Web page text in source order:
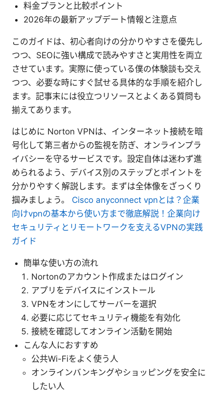
料金プランと比較ポイント
2026年の最新アップデート情報と注意点
このガイドは、初心者向けの分かりやすさを優先し
つつ、SEOに強い構成で読みやすさと実用性を両立
させています。実際に使っている僕の体験談も交え
つつ、必要な時にすぐ試せる具体的な手順を紹介し
ます。記事末には役立つリソースとよくある質問も
揃えてあります。
はじめに Norton VPNは、インターネット接続を暗
号化して第三者からの監視を防ぎ、オンラインプラ
イバシーを守るサービスです。設定自体は迷わず進
められるよう、デバイス別のステップとポイントを
分かりやすく解説します。まずは全体像をざっくり
掴みましょう。 Cisco anyconnect vpnとは？企業
向けvpnの基本から使い方まで徹底解説！企業向け
セキュリティとリモートワークを支えるVPNの実践
ガイド
簡単な使い方の流れ
Nortonのアカウント作成またはログイン
アプリをデバイスにインストール
VPNをオンにしてサーバーを選択
必要に応じてセキュリティ機能を有効化
接続を確認してオンライン活動を開始
こんな人におすすめ
公共Wi-Fiをよく使う人
オンラインバンキングやショッピングを安全に
したい人